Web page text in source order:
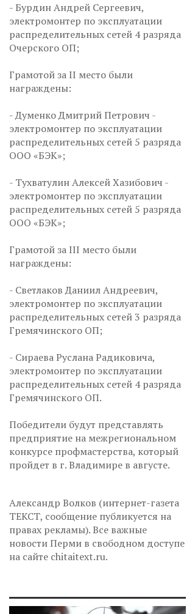
- Бурдин Андрей Сергеевич,
электромонтер по эксплуатации
распределительных сетей 4 разряда
Очерского ОП;
Грамотой за II место были
награждены:
- Думенко Дмитрий Петрович -
электромонтер по эксплуатации
распределительных сетей 5 разряда
ООО «БЭК»;
- Тухватулин Алексей Хазибович -
электромонтер по эксплуатации
распределительных сетей 5 разряда
ООО «БЭК»;
Грамотой за III место были
награждены:
- Светлаков Даниил Андреевич,
электромонтер по эксплуатации
распределительных сетей 3 разряда
Гремячинского ОП;
- Сираева Руслана Радиковича,
электромонтер по эксплуатации
распределительных сетей 4 разряда
Гремячинского ОП.
Победители будут представлять
предприятие на межрегиональном
конкурсе профмастерства, который
пройдет в г. Владимире в августе.
Александр Волков (интернет-газета
ТЕКСТ, сообщение публикуется на
правах рекламы). Все важные
новости Перми в свободном доступе
на сайте chitaitext.ru.